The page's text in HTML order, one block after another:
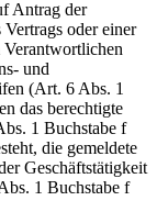
Antrag der
oder einer
und
(Art. 6 Abs. 1
das berechtigte
1 Buchstabe f
die gemeldete
Geschäftstätigkeit
1 Buchstabe f